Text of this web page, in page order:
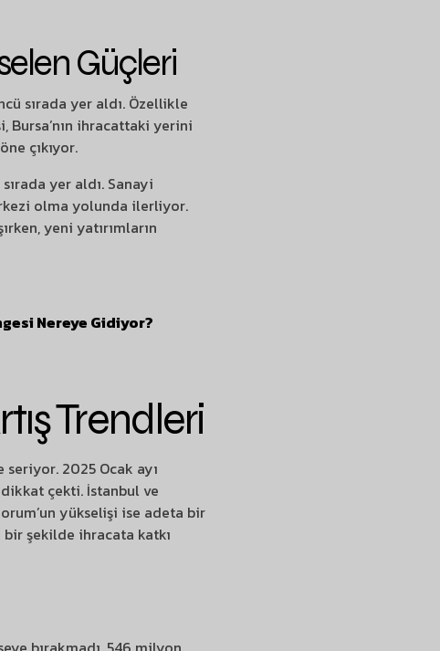
Güçleri
sırada yer aldı. Özellikle
ihracattaki yerini
çıkıyor.
yer aldı. Sanayi
olma yolunda ilerliyor.
yeni yatırımların
Nereye Gidiyor?
Trendleri
2025 Ocak ayı
çekti. İstanbul ve
yükselişi ise adeta bir
şekilde ihracata katkı